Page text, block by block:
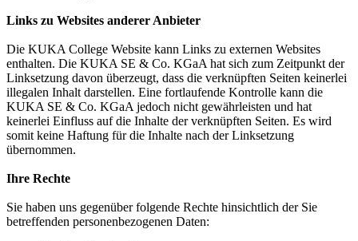
Links zu Websites anderer Anbieter
Die KUKA College Website kann Links zu externen Websites
enthalten. Die KUKA SE & Co. KGaA hat sich zum Zeitpunkt der
Linksetzung davon überzeugt, dass die verknüpften Seiten keinerlei
illegalen Inhalt darstellen. Eine fortlaufende Kontrolle kann die
KUKA SE & Co. KGaA jedoch nicht gewährleisten und hat
keinerlei Einfluss auf die Inhalte der verknüpften Seiten. Es wird
somit keine Haftung für die Inhalte nach der Linksetzung
übernommen.
Ihre Rechte
Sie haben uns gegenüber folgende Rechte hinsichtlich der Sie
betreffenden personenbezogenen Daten: